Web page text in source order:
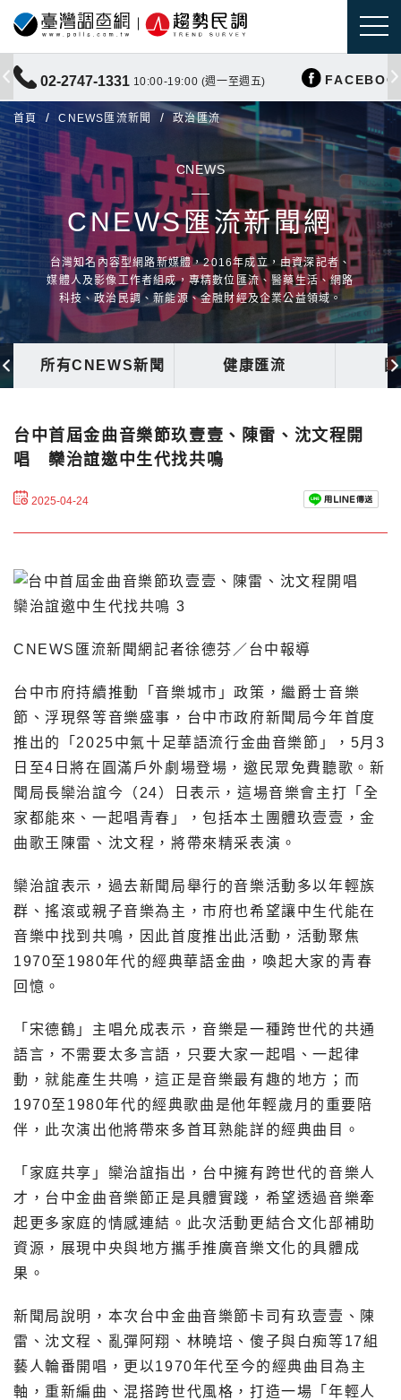
02-2747-1331 10:00-19:00 (週一至週五)
首頁 CNEWS匯流新聞 政治匯流
CNEWS
CNEWS匯流新聞網
台灣知名內容型網路新媒體，2016年成立，由資深記者、
媒體人及影像工作者組成，專精數位匯流、醫藥生活、網路
科技、政治民調、新能源、金融財經及企業公益領域。
所有CNEWS新聞 健康匯流
台中首屆金曲音樂節玖壹壹、陳雷、沈文程開
唱 欒治誼邀中生代找共鳴
2025-04-24
CNEWS匯流新聞網記者徐德芬／台中報導
台中市府持續推動「音樂城市」政策，繼爵士音樂
節、浮現祭等音樂盛事，台中市政府新聞局今年首度
推出的「2025中氣十足華語流行金曲音樂節」，5月3
日至4日將在圓滿戶外劇場登場，邀民眾免費聽歌。新
聞局長欒治誼今（24）日表示，這場音樂會主打「全
家都能來、一起唱青春」，包括本土團體玖壹壹，金
曲歌王陳雷、沈文程，將帶來精采表演。
欒治誼表示，過去新聞局舉行的音樂活動多以年輕族
群、搖滾或親子音樂為主，市府也希望讓中生代能在
音樂中找到共鳴，因此首度推出此活動，活動聚焦
1970至1980年代的經典華語金曲，喚起大家的青春
回憶。
「宋德鶴」主唱允成表示，音樂是一種跨世代的共通
語言，不需要太多言語，只要大家一起唱、一起律
動，就能產生共鳴，這正是音樂最有趣的地方；而
1970至1980年代的經典歌曲是他年輕歲月的重要陪
伴，此次演出他將帶來多首耳熟能詳的經典曲目。
「家庭共享」欒治誼指出，台中擁有跨世代的音樂人
才，台中金曲音樂節正是具體實踐，希望透過音樂牽
起更多家庭的情感連結。此次活動更結合文化部補助
資源，展現中央與地方攜手推廣音樂文化的具體成
果。
新聞局說明，本次台中金曲音樂節卡司有玖壹壹、陳
雷、沈文程、亂彈阿翔、林曉培、傻子與白痴等17組
藝人輪番開唱，更以1970年代至今的經典曲目為主
軸，重新編曲、混搭跨世代風格，打造一場「年輕人